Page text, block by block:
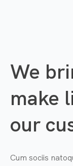
We
make
our
Cum sociis